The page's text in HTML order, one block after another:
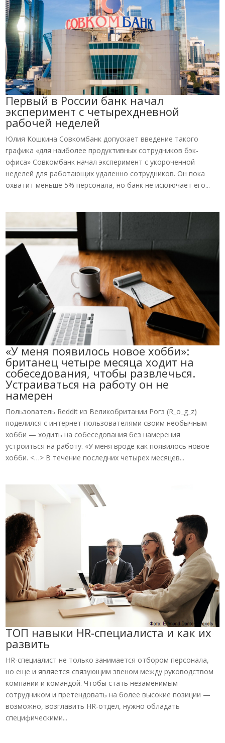
Первый в России банк начал
эксперимент с четырехдневной
рабочей неделей
Юлия Кошкина Совкомбанк допускает введение такого
графика «для наиболее продуктивных сотрудников бэк-
офиса» Совкомбанк начал эксперимент с укороченной
неделей для работающих удаленно сотрудников. Он пока
охватит меньше 5% персонала, но банк не исключает его...
«У меня появилось новое хобби»:
британец четыре месяца ходит на
собеседования, чтобы развлечься.
Устраиваться на работу он не
намерен
Пользователь Reddit из Великобритании Рогз (R_o_g_z)
поделился с интернет-пользователями своим необычным
хобби — ходить на собеседования без намерения
устроиться на работу. «У меня вроде как появилось новое
хобби. <…> В течение последних четырех месяцев...
ТОП навыки HR-специалиста и как их
развить
HR-специалист не только занимается отбором персонала,
но еще и является связующим звеном между руководством
компании и командой. Чтобы стать незаменимым
сотрудником и претендовать на более высокие позиции —
возможно, возглавить HR-отдел, нужно обладать
специфическими...